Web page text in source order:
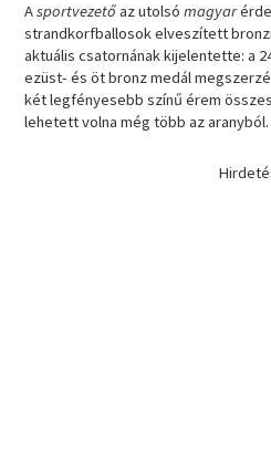
Asportvezetőaz utolsómagyar
strandkorfballosok elveszített
aktuális csatornának kijelentette: a
ezüst- és öt bronz medál
két legfényesebb színű érem
lehetett volna még több az aranyból.